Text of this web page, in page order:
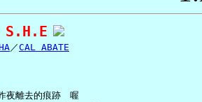
S.H.E
／CAL ABATE
夜離去的痕跡　喔